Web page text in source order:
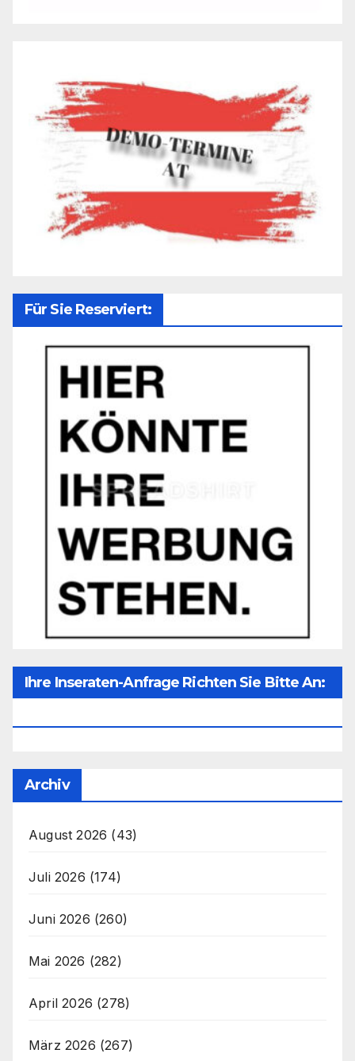
Für Sie Reserviert:
Ihre Inseraten-Anfrage Richten Sie Bitte An:
Archiv
August 2026 (43)
Juli 2026 (174)
Juni 2026 (260)
Mai 2026 (282)
April 2026 (278)
März 2026 (267)